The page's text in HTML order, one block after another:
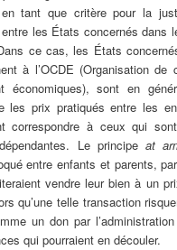
en tant que critère pour la
les États concernés dans
ce cas, les États
à l’OCDE (Organisation de
économiques), sont en
les prix pratiqués entre les
correspondre à ceux qui
Le principe at
entre enfants et parents,
vendre leur bien à un
qu’une telle transaction
un don par
qui pourraient en découler.